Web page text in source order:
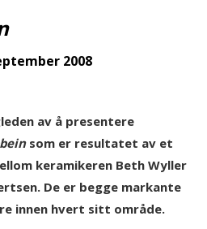
2008
av å presentere
som er resultatet av et
keramikeren Beth Wyller
De er begge markante
innen hvert sitt område.